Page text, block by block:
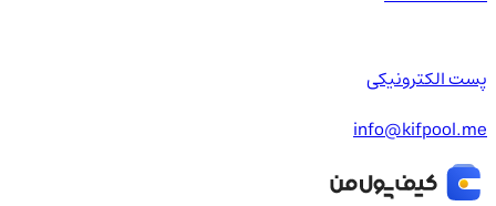
پست الکترونیکی
info@kifpool.me